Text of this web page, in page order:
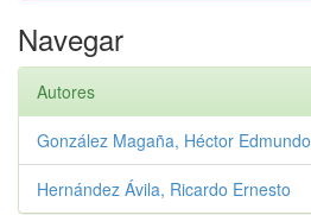
Navegar
Autores
González Magaña, Héctor Edmundo
Hernández Ávila, Ricardo Ernesto